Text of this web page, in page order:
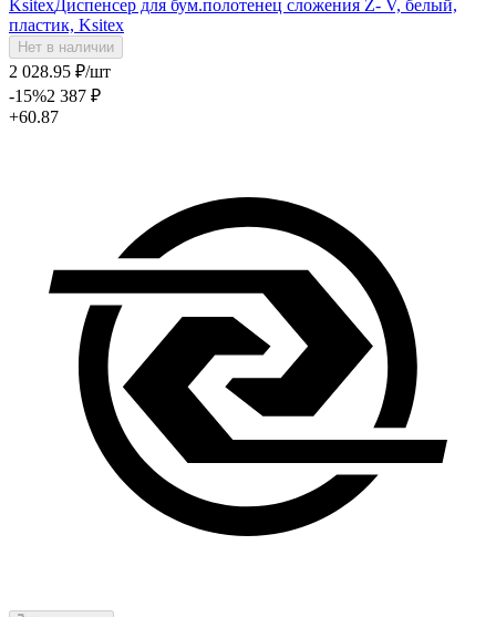
KsitexДиспенсер для бум.полотенец сложения Z- V, белый,
пластик, Ksitex
Нет в наличии
2 028.95 ₽/шт
-15%2 387 ₽
+60.87